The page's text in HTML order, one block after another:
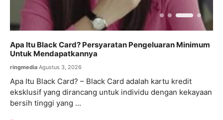
Apa Itu Black Card? Persyaratan Pengeluaran Minimum
Untuk Mendapatkannya
ringmedia Agustus 3, 2026
Apa Itu Black Card? – Black Card adalah kartu kredit
eksklusif yang dirancang untuk individu dengan kekayaan
bersih tinggi yang ...